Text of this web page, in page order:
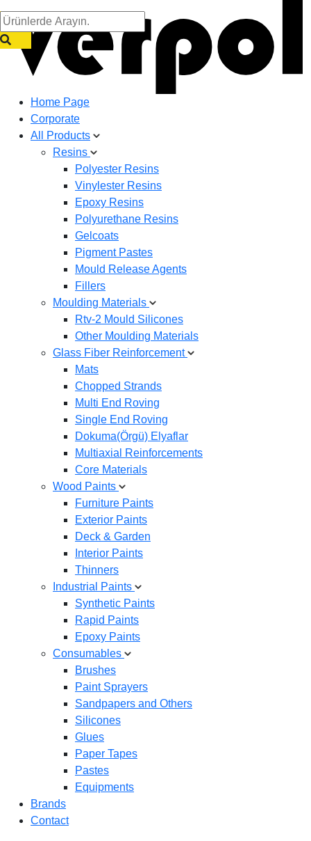
Home Page
Corporate
All Products
Resins
Polyester Resins
Vinylester Resins
Epoxy Resins
Polyurethane Resins
Gelcoats
Pigment Pastes
Mould Release Agents
Fillers
Moulding Materials
Rtv-2 Mould Silicones
Other Moulding Materials
Glass Fiber Reinforcement
Mats
Chopped Strands
Multi End Roving
Single End Roving
Dokuma(Örgü) Elyaflar
Multiaxial Reinforcements
Core Materials
Wood Paints
Furniture Paints
Exterior Paints
Deck & Garden
Interior Paints
Thinners
Industrial Paints
Synthetic Paints
Rapid Paints
Epoxy Paints
Consumables
Brushes
Paint Sprayers
Sandpapers and Others
Silicones
Glues
Paper Tapes
Pastes
Equipments
Brands
Contact